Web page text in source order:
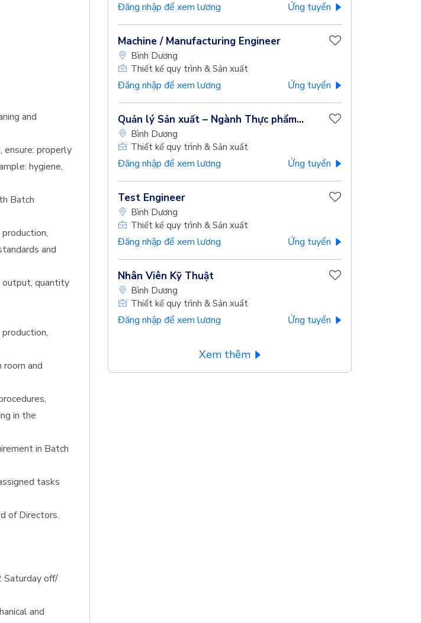
and
ensure: properly
hygiene,
Batch
and
output, quantity
room and
in the
in Batch
tasks
of Directors.
Saturday off/
and
Đăng nhập để xem lương Ứng tuyển
Machine / Manufacturing Engineer
Bình Dương
Thiết kế quy trình & Sản xuất
Đăng nhập để xem lương Ứng tuyển
Quản lý Sản xuất – Ngành Thực phẩm...
Bình Dương
Thiết kế quy trình & Sản xuất
Đăng nhập để xem lương Ứng tuyển
Test Engineer
Bình Dương
Thiết kế quy trình & Sản xuất
Đăng nhập để xem lương Ứng tuyển
Nhân Viên Kỹ Thuật
Bình Dương
Thiết kế quy trình & Sản xuất
Đăng nhập để xem lương Ứng tuyển
Xem thêm